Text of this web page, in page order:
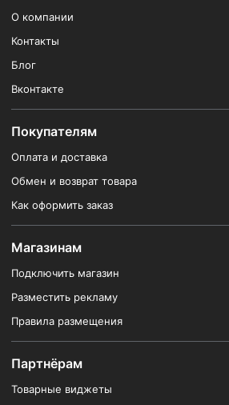
О компании
Контакты
Блог
Вконтакте
Покупателям
Оплата и доставка
Обмен и возврат товара
Как оформить заказ
Магазинам
Подключить магазин
Разместить рекламу
Правила размещения
Партнёрам
Товарные виджеты